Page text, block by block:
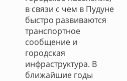
в связи с чем в Пудуне
быстро развиваются
транспортное
сообщение и
городская
инфраструктура. В
ближайшие годы